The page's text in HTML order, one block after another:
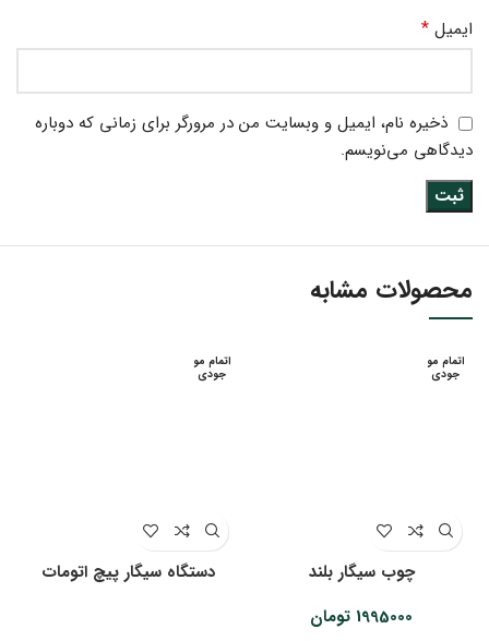
ایمیل *
ذخیره نام، ایمیل و وبسایت من در مرورگر برای زمانی که دوباره
دیدگاهی می‌نویسم.
محصولات مشابه
اتمام مو
جودی
چوب سیگار بلند
1995000 تومان
اتمام مو
جودی
دستگاه سیگار پیچ اتومات